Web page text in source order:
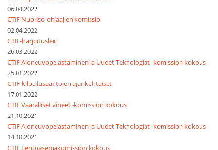
06.04.2022
CTIF Nuoriso-ohjaajien komissio
02.04.2022
CTIF-harjoitusleiri
26.03.2022
CTIF Ajoneuvopelastaminen ja Uudet Teknologiat -komission kokous
25.01.2022
CTIF-kilpailusääntöjen ajankohtaiset
17.01.2022
CTIF Vaaralliset aineet -komission kokous
21.10.2021
CTIF Ajoneuvopelastaminen ja Uudet Teknologiat -komission kokous
14.10.2021
CTIF Lentoasemakomission kokous